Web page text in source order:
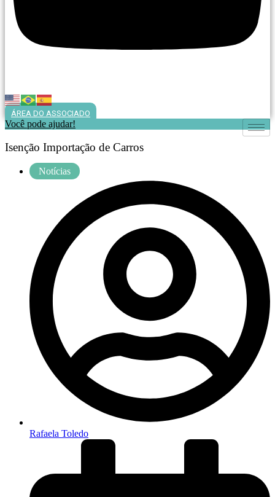
ÁREA DO ASSOCIADO
Você pode ajudar!
Isenção Importação de Carros
Notícias
Rafaela Toledo